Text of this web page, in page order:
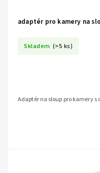
adaptér pro kamery na
Skladem (>5 ks)
Adaptér na sloup pro kamery s